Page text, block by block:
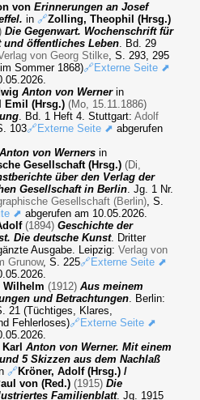
vonErinnerungen an Josef
in🔗Zolling, Theophil (Hrsg.)
Die Gegenwart. Wochenschrift für
und öffentliches Leben. Bd. 29
von Georg Stilke, S. 293, 295
Sommer 1868)🔗Externe Seite ⬈
Anton von Wernerin
Emil (Hrsg.) (Mo, 15.11.1886)
. Bd. 1 Heft 4. Stuttgart:Adolf
103🔗Externe Seite ⬈ abgerufen
von Wernersin
Gesellschaft (Hrsg.) (Di,
über den Verlag der
Gesellschaft in Berlin. Jg. 1 Nr.
Gesellschaft (Berlin), S.
⬈ abgerufen am 10.05.2026.
(1894) Geschichte der
Die deutsche Kunst. Dritter
Ausgabe. Leipzig:Verlag von
Grunow, S. 225🔗Externe Seite ⬈
Wilhelm (1912) Aus meinem
und Betrachtungen. Berlin:
21 (Tüchtiges, Klares,
Fehlerloses)🔗Externe Seite ⬈
KarlAnton von Werner. Mit einem
5 Skizzen aus dem Nachlaß
🔗Kröner, Adolf (Hrsg.) /
von (Red.) (1915) Die
Familienblatt. Jg. 1915